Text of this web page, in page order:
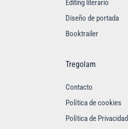
Editing literario
Diseño de portada
Booktrailer
Tregolam
Contacto
Política de cookies
Política de Privacidad